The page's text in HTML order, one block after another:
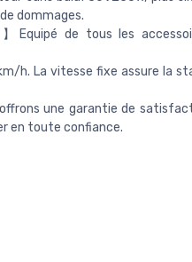
dommages.
】Equipé de tous les
h. La vitesse fixe assure la
une garantie de
en toute confiance.